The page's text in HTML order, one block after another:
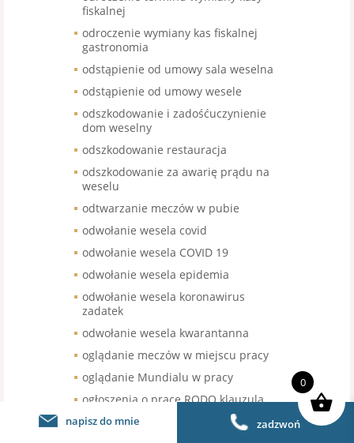
fiskalnej
odroczenie wymiany kas fiskalnej
gastronomia
odstąpienie od umowy sala weselna
odstąpienie od umowy wesele
odszkodowanie i zadośćuczynienie
dom weselny
odszkodowanie restauracja
odszkodowanie za awarię prądu na
weselu
odtwarzanie meczów w pubie
odwołanie wesela covid
odwołanie wesela COVID 19
odwołanie wesela epidemia
odwołanie wesela koronawirus
zadatek
odwołanie wesela kwarantanna
oglądanie meczów w miejscu pracy
oglądanie Mundialu w pracy
ogłoszenia o pracę RODO klauzula
ogródki letnie
napisz do mnie zadzwoń
0